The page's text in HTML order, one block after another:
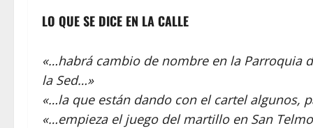
LO QUE SE DICE EN LA CALLE
«…habrá cambio de nombre en la Parroquia
la Sed…»
«…la que están dando con el cartel algunos,
«…empieza el juego del martillo en San